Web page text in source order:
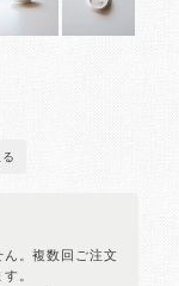
。複数回ご注文
。